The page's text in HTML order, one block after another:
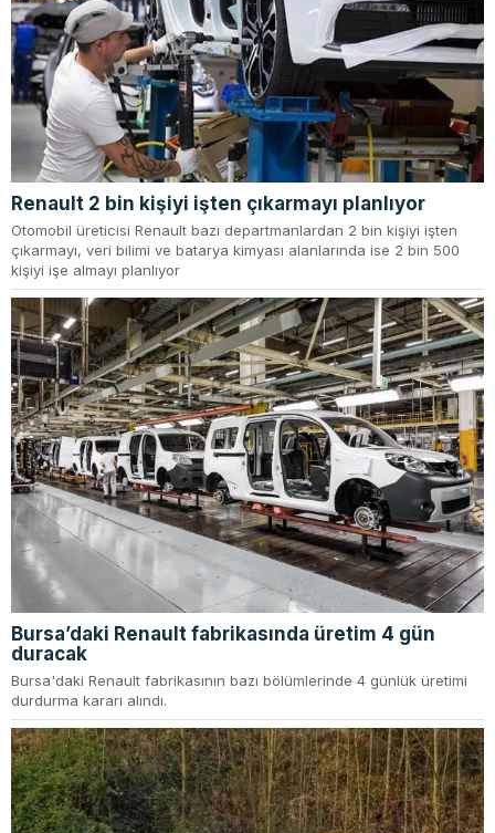
Renault 2 bin kişiyi işten çıkarmayı planlıyor
Otomobil üreticisi Renault bazı departmanlardan 2 bin kişiyi işten
çıkarmayı, veri bilimi ve batarya kimyası alanlarında ise 2 bin 500
kişiyi işe almayı planlıyor
Bursa’daki Renault fabrikasında üretim 4 gün
duracak
Bursa'daki Renault fabrikasının bazı bölümlerinde 4 günlük üretimi
durdurma kararı alındı.